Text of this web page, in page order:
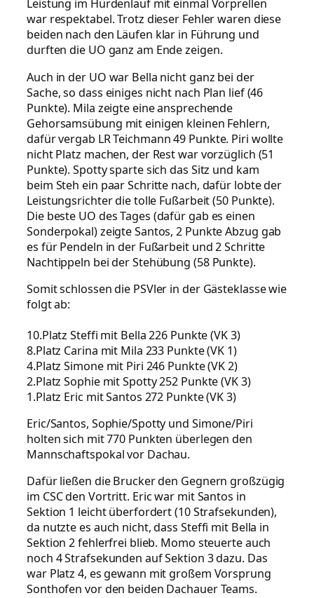
Leistung im Hürdenlauf mit einmal Vorprellen
war respektabel. Trotz dieser Fehler waren diese
beiden nach den Läufen klar in Führung und
durften die UO ganz am Ende zeigen.
Auch in der UO war Bella nicht ganz bei der
Sache, so dass einiges nicht nach Plan lief (46
Punkte). Mila zeigte eine ansprechende
Gehorsamsübung mit einigen kleinen Fehlern,
dafür vergab LR Teichmann 49 Punkte. Piri wollte
nicht Platz machen, der Rest war vorzüglich (51
Punkte). Spotty sparte sich das Sitz und kam
beim Steh ein paar Schritte nach, dafür lobte der
Leistungsrichter die tolle Fußarbeit (50 Punkte).
Die beste UO des Tages (dafür gab es einen
Sonderpokal) zeigte Santos, 2 Punkte Abzug gab
es für Pendeln in der Fußarbeit und 2 Schritte
Nachtippeln bei der Stehübung (58 Punkte).
Somit schlossen die PSVler in der Gästeklasse wie
folgt ab:
10.Platz Steffi mit Bella 226 Punkte (VK 3)
8.Platz Carina mit Mila 233 Punkte (VK 1)
4.Platz Simone mit Piri 246 Punkte (VK 2)
2.Platz Sophie mit Spotty 252 Punkte (VK 3)
1.Platz Eric mit Santos 272 Punkte (VK 3)
Eric/Santos, Sophie/Spotty und Simone/Piri
holten sich mit 770 Punkten überlegen den
Mannschaftspokal vor Dachau.
Dafür ließen die Brucker den Gegnern großzügig
im CSC den Vortritt. Eric war mit Santos in
Sektion 1 leicht überfordert (10 Strafsekunden),
da nutzte es auch nicht, dass Steffi mit Bella in
Sektion 2 fehlerfrei blieb. Momo steuerte auch
noch 4 Strafsekunden auf Sektion 3 dazu. Das
war Platz 4, es gewann mit großem Vorsprung
Sonthofen vor den beiden Dachauer Teams.